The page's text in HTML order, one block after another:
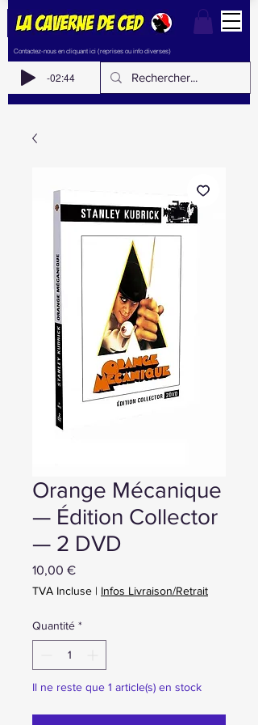
Contactez-nous en cliquant ici (reprises ou info diverses)
-02:44
Orange Mécanique
— Édition Collector
— 2 DVD
10,00 €Prix
TVA Incluse | Infos Livraison/Retrait
Quantité *
Il ne reste que 1 article(s) en stock